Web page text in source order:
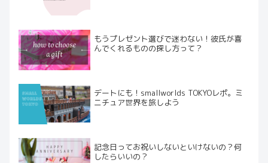
もうプレゼント選びで迷わない！彼氏が喜
んでくれるものの探し方って？
デートにも！smallworlds TOKYOレポ。ミ
ニチュア世界を旅しよう
記念日ってお祝いしないといけないの？何
したらいいの？